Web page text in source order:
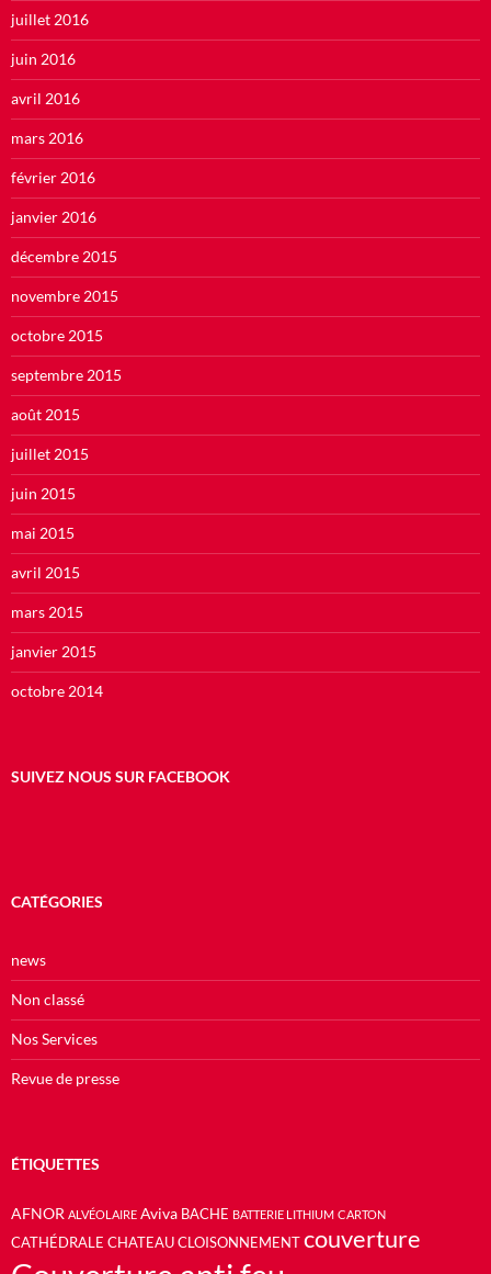
juillet 2016
juin 2016
avril 2016
mars 2016
février 2016
janvier 2016
décembre 2015
novembre 2015
octobre 2015
septembre 2015
août 2015
juillet 2015
juin 2015
mai 2015
avril 2015
mars 2015
janvier 2015
octobre 2014
SUIVEZ NOUS SUR FACEBOOK
CATÉGORIES
news
Non classé
Nos Services
Revue de presse
ÉTIQUETTES
AFNOR ALVÉOLAIRE Aviva BACHE BATTERIE LITHIUM CARTON
CATHÉDRALE CHATEAU CLOISONNEMENT couverture